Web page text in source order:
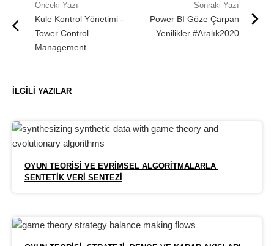
Kule Kontrol Yönetimi -
Tower Control
Management
Power BI Göze Çarpan
Yenilikler #Aralık2020
İLGILI YAZILAR
OYUN TEORISI VE EVRIMSEL ALGORITMALARLA
SENTETIK VERI SENTEZI